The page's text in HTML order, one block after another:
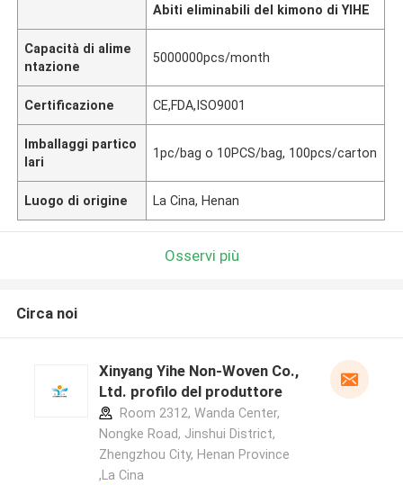
Abiti eliminabili del kimono di YIHE
Capacità di alime
ntazione
5000000pcs/month
Certificazione CE,FDA,ISO9001
Imballaggi partico
lari
1pc/bag o 10PCS/bag, 100pcs/carton
Luogo di origine La Cina, Henan
Osservi più
Circa noi
Xinyang Yihe Non-Woven Co.,
Ltd. profilo del produttore
Room 2312, Wanda Center,
Nongke Road, Jinshui District,
Zhengzhou City, Henan Province
,La Cina